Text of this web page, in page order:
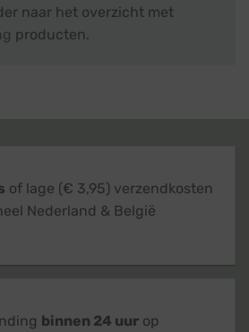
naar het overzicht met
producten.
of lage (€ 3,95) verzendkosten
Nederland & België
binnen 24 uur op